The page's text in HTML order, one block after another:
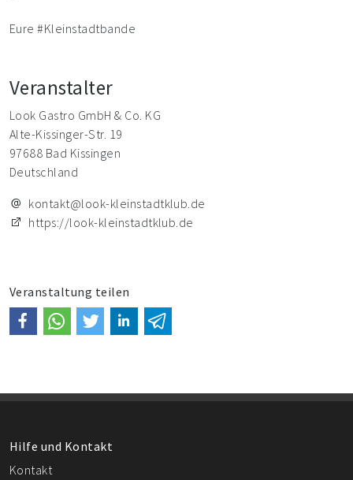
Eure #Kleinstadtbande
Veranstalter
Look Gastro GmbH & Co. KG
Alte-Kissinger-Str. 19
97688 Bad Kissingen
Deutschland
kontakt@look-kleinstadtklub.de
https://look-kleinstadtklub.de
Veranstaltung teilen
Hilfe und Kontakt
Kontakt